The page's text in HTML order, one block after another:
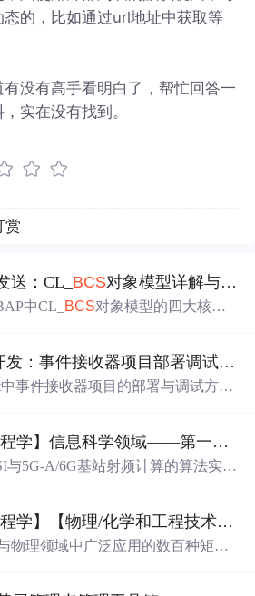
的，比如通过url地址中获取等
没有高手看明白了，帮忙回答一
实在没有找到。
赏
送：CL_ BCS对象模型详解与实战应用
中CL_ BCS对象模型的四大核心
优化策略、发送状态跟踪及与SAPc
点，并提供可复用工具类设计与典
19、SharePoint开发：事件接收器项目部署调试与业务数据集成
中事件接收器项目的部署与调试方
集成与管理。
【信息科学与工程学】信息科学领域——第一百三十五篇 射频/天线09
与5G-A/6G基站射频计算的算法实
型、OTFS波形、智能超表面、语义
沿技术，并嵌入数学物理、电磁波
【信息科学与工程学】【物理/化学和工程技术】第六十八篇 密度/介质/刚度/强度/散射/投影矩阵01
物理领域中广泛应用的数百种矩